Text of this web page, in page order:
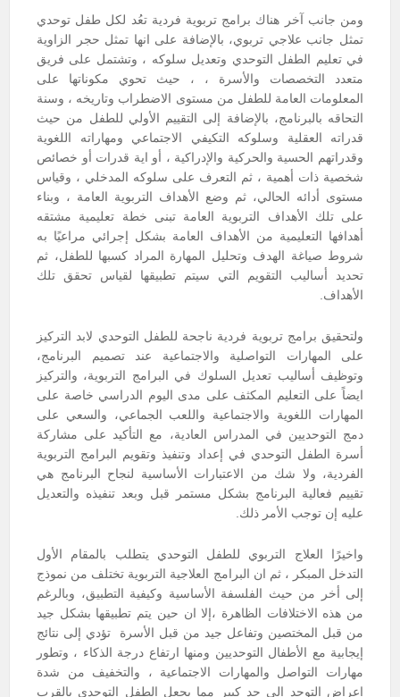
ومن جانب آخر هناك برامج تربوية فردية تعُد لكل طفل توحدي
تمثل جانب علاجي تربوي، بالإضافة على انها تمثل حجر الزاوية
في تعليم الطفل التوحدي وتعديل سلوكه ، وتشتمل على فريق
متعدد التخصصات والأسرة ، ، حيث تحوي مكوناتها على
المعلومات العامة للطفل من مستوى الاضطراب وتاريخه ، وسنة
التحاقه بالبرنامج، بالإضافة إلى التقييم الأولي للطفل من حيث
قدراته العقلية وسلوكه التكيفي الاجتماعي ومهاراته اللغوية
وقدراتهم الحسية والحركية والإدراكية ، أو اية قدرات أو خصائص
شخصية ذات أهمية ، ثم التعرف على سلوكه المدخلي ، وقياس
مستوى أدائه الحالي، ثم وضع الأهداف التربوية العامة ، وبناء
على تلك الأهداف التربوية العامة تبنى خطة تعليمية مشتقه
أهدافها التعليمية من الأهداف العامة بشكل إجرائي مراعيًا به
شروط صياغة الهدف وتحليل المهارة المراد كسبها للطفل، ثم
تحديد أساليب التقويم التي سيتم تطبيقها لقياس تحقق تلك
الأهداف.
ولتحقيق برامج تربوية فردية ناجحة للطفل التوحدي لابد التركيز
على المهارات التواصلية والاجتماعية عند تصميم البرنامج،
وتوظيف أساليب تعديل السلوك في البرامج التربوية، والتركيز
ايضاً على التعليم المكثف على مدى اليوم الدراسي خاصة على
المهارات اللغوية والاجتماعية واللعب الجماعي، والسعي على
دمج التوحديين في المدراس العادية، مع التأكيد على مشاركة
أسرة الطفل التوحدي في إعداد وتنفيذ وتقويم البرامج التربوية
الفردية، ولا شك من الاعتبارات الأساسية لنجاح البرنامج هي
تقييم فعالية البرنامج بشكل مستمر قبل وبعد تنفيذه والتعديل
عليه إن توجب الأمر ذلك.
واخيرًا العلاج التربوي للطفل التوحدي يتطلب بالمقام الأول
التدخل المبكر ، ثم ان البرامج العلاجية التربوية تختلف من نموذج
إلى أخر من حيث الفلسفة الأساسية وكيفية التطبيق، وبالرغم
من هذه الاختلافات الظاهرة ،إلا ان حين يتم تطبيقها بشكل جيد
من قبل المختصين وتفاعل جيد من قبل الأسرة تؤدي إلى نتائج
إيجابية مع الأطفال التوحديين ومنها ارتفاع درجة الذكاء ، وتطور
مهارات التواصل والمهارات الاجتماعية ، والتخفيف من شدة
اعراض التوحد إلى حد كبير مما يجعل الطفل التوحدي بالقرب